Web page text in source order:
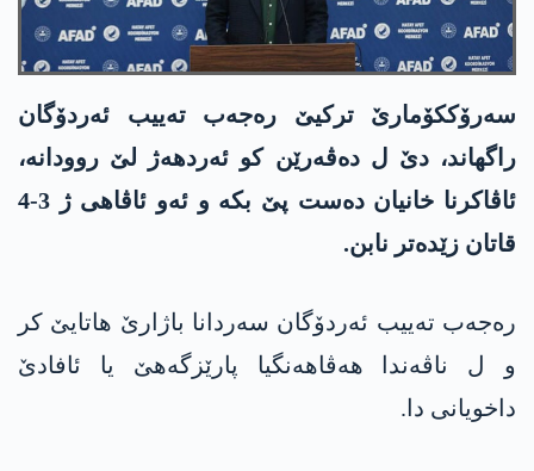
سەرۆککۆمارێ ترکیێ رەجەب تەییب ئەردۆگان
راگھاند، دێ ل دەڤەرێن کو ئەردھەژ لێ روودانە،
ئاڤاکرنا خانیان دەست پێ بکە و ئەو ئاڤاھی ژ 3-4
قاتان زێدەتر نابن.
رەجەب تەییب ئەردۆگان سەردانا باژارێ ھاتایێ کر
و ل ناڤەندا ھەڤاھەنگیا پارێزگەھێ یا ئافادێ
داخویانی دا.